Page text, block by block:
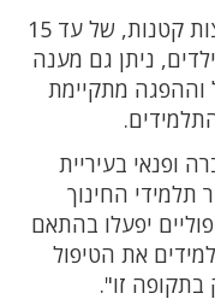
הפעילות במרכזים מתקיימת בקבוצות קטנות, של עד 15
ניתן גם מענה
וההפגה מתקיימת
ופנאי בעיריית
תלמידי החינוך
יפעלו בהתאם
את הטיפול
בתקופה זו".